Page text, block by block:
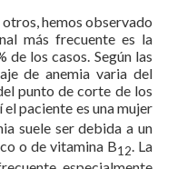
otros, hemos observado
más frecuente es la
de los casos. Según las
de anemia varia del
punto de corte de los
paciente es una mujer
suele ser debida a un
o de vitamina B12 . La